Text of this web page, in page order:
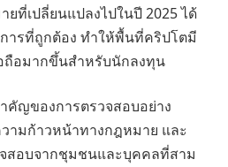
ที่เปลี่ยนแปลงไปในปี 2025 ได้
ารที่ถูกต้อง ทำให้พื้นที่คริปโตมี
ถือมากขึ้นสำหรับนักลงทุน
ญของการตรวจสอบอย่าง
ามก้าวหน้าทางกฎหมาย และ
สอบจากชุมชนและบุคคลที่สาม